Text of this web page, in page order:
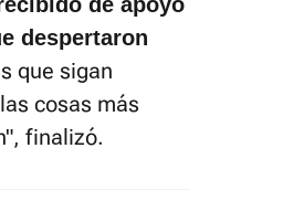
despertaron
que sigan
cosas más
finalizó.